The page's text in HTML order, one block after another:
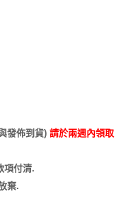
發佈到貨) 請於兩週內領取
項付清.
棄.